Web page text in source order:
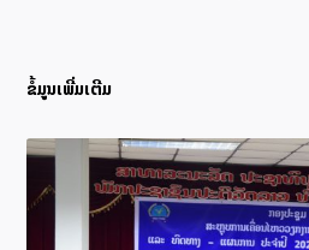
ຂໍ້ມູນເພີ່ມເຕີມ